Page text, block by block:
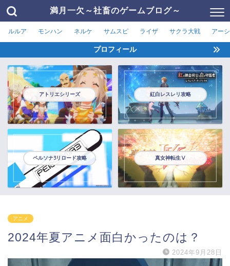
満月一欠～社畜のゲームブログ～
ルルア モンハン ネルケ サムスピ ライザ サクラ大戦 アー
プロフィール
アトリエシリーズ 紅白レスレリ攻略
ペルソナ3リロード攻略 真女神転生Ⅴ
アニメ
2024年夏アニメ面白かったのは？
2024年9月28日